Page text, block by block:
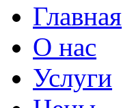
Главная
О нас
Услуги